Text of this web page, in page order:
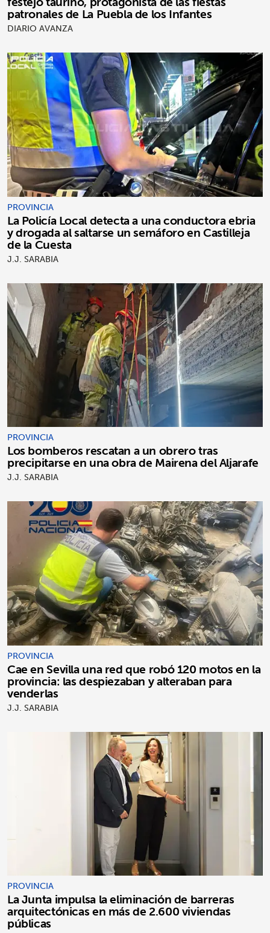
patronales de La Puebla de los Infantes
DIARIO AVANZA
PROVINCIA
La Policía Local detecta a una conductora ebria
y drogada al saltarse un semáforo en Castilleja
de la Cuesta
J.J. SARABIA
PROVINCIA
Los bomberos rescatan a un obrero tras
precipitarse en una obra de Mairena del Aljarafe
J.J. SARABIA
PROVINCIA
Cae en Sevilla una red que robó 120 motos en la
provincia: las despiezaban y alteraban para
venderlas
J.J. SARABIA
PROVINCIA
La Junta impulsa la eliminación de barreras
arquitectónicas en más de 2.600 viviendas
públicas